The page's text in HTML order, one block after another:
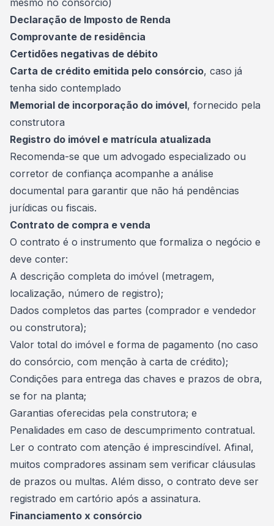
mesmo no consórcio)
Declaração de Imposto de Renda
Comprovante de residência
Certidões negativas de débito
Carta de crédito emitida pelo consórcio, caso já
tenha sido contemplado
Memorial de incorporação do imóvel, fornecido pela
construtora
Registro do imóvel e matrícula atualizada
Recomenda-se que um advogado especializado ou
corretor de confiança acompanhe a análise
documental para garantir que não há pendências
jurídicas ou fiscais.
Contrato de compra e venda
O contrato é o instrumento que formaliza o negócio e
deve conter:
A descrição completa do imóvel (metragem,
localização, número de registro);
Dados completos das partes (comprador e vendedor
ou construtora);
Valor total do imóvel e forma de pagamento (no caso
do consórcio, com menção à carta de crédito);
Condições para entrega das chaves e prazos de obra,
se for na planta;
Garantias oferecidas pela construtora; e
Penalidades em caso de descumprimento contratual.
Ler o contrato com atenção é imprescindível. Afinal,
muitos compradores assinam sem verificar cláusulas
de prazos ou multas. Além disso, o contrato deve ser
registrado em cartório após a assinatura.
Financiamento x consórcio